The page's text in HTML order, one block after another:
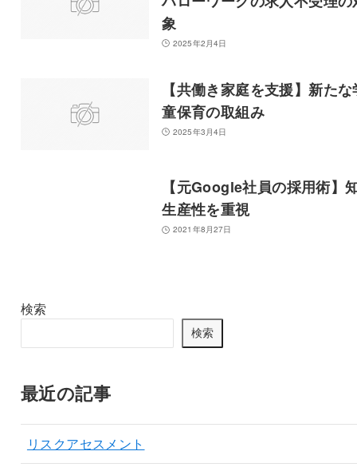
象
2025年2月4日
【共働き家庭を支援】新たな
童保育の取組み
2025年3月4日
【元Google社員の採用術】
生産性を重視
2021年8月27日
検索
検索
最近の記事
リスクアセスメント